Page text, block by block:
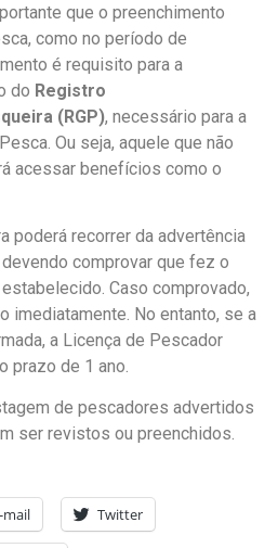
que o preenchimento
como no período de
é requisito para a
do Registro
(RGP), necessário para a
Ou seja, aquele que não
acessar benefícios como o
poderá recorrer da advertência
comprovar que fez o
Caso comprovado,
imediatamente. No entanto, se a
a Licença de Pescador
prazo de 1 ano.
de pescadores advertidos
ser revistos ou preenchidos.
mail Twitter